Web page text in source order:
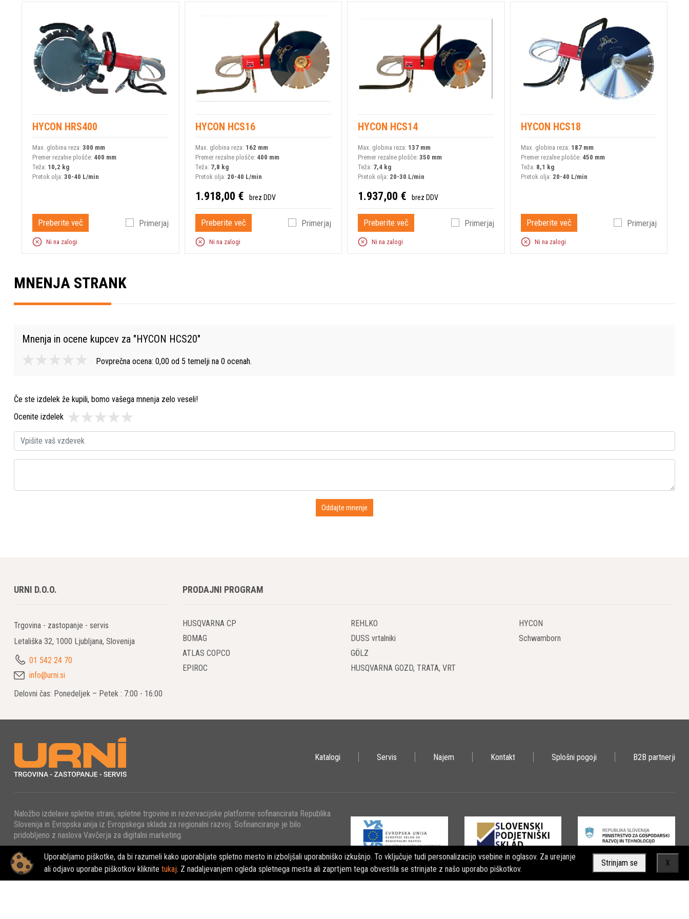
HYCON HRS400
Max. globina reza: 300 mm
Premer rezalne plošče: 400 mm
Teža: 10,2 kg
Pretok olja: 30-40 L/min
Preberite več Primerjaj
Ni na zalogi
HYCON HCS16
Max. globina reza: 162 mm
Premer rezalne plošče: 400 mm
Teža: 7,8 kg
Pretok olja: 20-40 L/min
1.918,00 € brez DDV
Preberite več Primerjaj
Ni na zalogi
HYCON HCS14
Max. globina reza: 137 mm
Premer rezalne plošče: 350 mm
Teža: 7,4 kg
Pretok olja: 20-30 L/min
1.937,00 € brez DDV
Preberite več Primerjaj
Ni na zalogi
HYCON HCS18
Max. globina reza: 187 mm
Premer rezalne plošče: 450 mm
Teža: 8,1 kg
Pretok olja: 20-40 L/min
Preberite več Primerjaj
Ni na zalogi
MNENJA STRANK
Mnenja in ocene kupcev za "HYCON HCS20"
Povprečna ocena: 0,00 od 5 temelji na 0 ocenah.
Če ste izdelek že kupili, bomo vašega mnenja zelo veseli!
Ocenite izdelek
Uporabljamo piškotke, da bi razumeli kako uporabljate spletno mesto in izboljšali uporabniško izkušnjo. To vključuje tudi personalizacijo vsebine in oglasov. Za urejanje
ali odjavo uporabe piškotkov kliknite tukaj. Z nadaljevanjem ogleda spletnega mesta ali zaprtjem tega obvestila se strinjate z našo uporabo piškotkov.
Strinjam se X
URNI D.O.O.
Trgovina - zastopanje - servis
Letališka 32, 1000 Ljubljana, Slovenija
01 542 24 70
info@urni.si
Delovni čas: Ponedeljek – Petek : 7:00 - 16:00
PRODAJNI PROGRAM
HUSQVARNA CP
BOMAG
ATLAS COPCO
EPIROC
REHLKO
DUSS vrtalniki
GÖLZ
HUSQVARNA GOZD, TRATA, VRT
HYCON
Schwamborn
Katalogi Servis Najem Kontakt Splošni pogoji B2B partnerji
Naložbo izdelave spletne strani, spletne trgovine in rezervacijske platforme sofinancirata Republika
Slovenija in Evropska unija iz Evropskega sklada za regionalni razvoj. Sofinanciranje je bilo
pridobljeno z naslova Vavčerja za digitalni marketing.
© 2022 - URNI d.o.o., Vse pravice pridržane.